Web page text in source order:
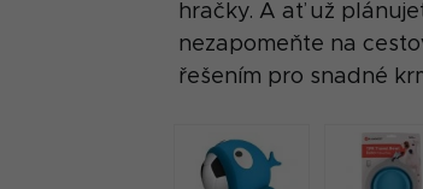
hračky. A ať už
nezapomeňte na
řešením pro snadné